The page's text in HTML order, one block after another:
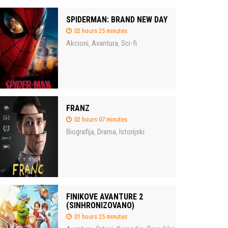
SPIDERMAN: BRAND NEW DAY
02 hours 25 minutes
Akcioni, Avantura, Sci-fi
FRANZ
02 hours 07 minutes
Biografija, Drama, Istorijski
FINIKOVE AVANTURE 2
(SINHRONIZOVANO)
01 hours 25 minutes